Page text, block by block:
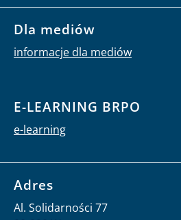
Dla mediów
informacje dla mediów
E-LEARNING BRPO
e-learning
Adres
Al. Solidarności 77